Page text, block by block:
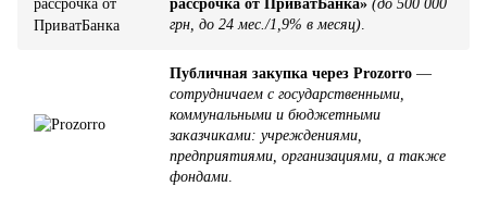
рассрочка от ПриватБанка» (до 500 000
грн, до 24 мес./1,9% в месяц).
Публичная закупка через Prozorro —
сотрудничаем с государственными,
коммунальными и бюджетными
заказчиками: учреждениями,
предприятиями, организациями, а также
фондами